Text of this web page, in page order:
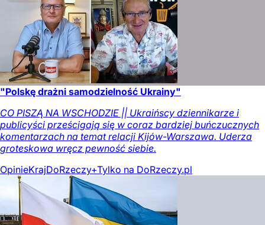
"Polskę drażni samodzielność Ukrainy"
CO PISZĄ NA WSCHODZIE || Ukraińscy dziennikarze i
publicyści prześcigają się w coraz bardziej buńczucznych
komentarzach na temat relacji Kijów-Warszawa. Uderza
groteskowa wręcz pewność siebie.
OpinieKrajDoRzeczy+Tylko na DoRzeczy.pl